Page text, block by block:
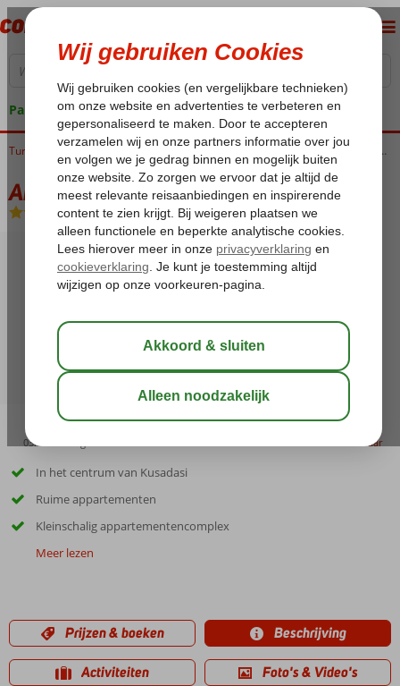
Pakketgarantie
Home
Turkije Egeische kust Kusadasi Kusadasi-Centrum Akdeniz Appartementen
Akdeniz Appartementen
Logies-Appartement
03:15 bewaar
In het centrum van Kusadasi
Ruime appartementen
Kleinschalig appartementencomplex
Meer lezen
Prijzen & boeken Beschrijving
Activiteiten Foto's & Video's